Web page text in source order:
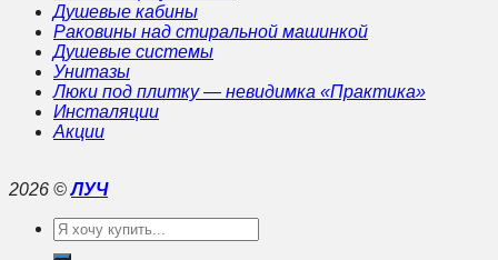
Душевые кабины
Раковины над стиральной машинкой
Душевые системы
Унитазы
Люки под плитку — невидимка «Практика»
Инсталяции
Акции
2026 ©ЛУЧ
Искать: